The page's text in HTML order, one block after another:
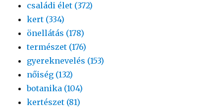
családi élet (372)
kert (334)
önellátás (178)
természet (176)
gyereknevelés (153)
nőiség (132)
botanika (104)
kertészet (81)